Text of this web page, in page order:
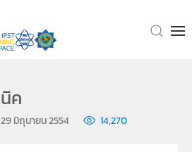
ค
มิถุนายน 2554 14,270